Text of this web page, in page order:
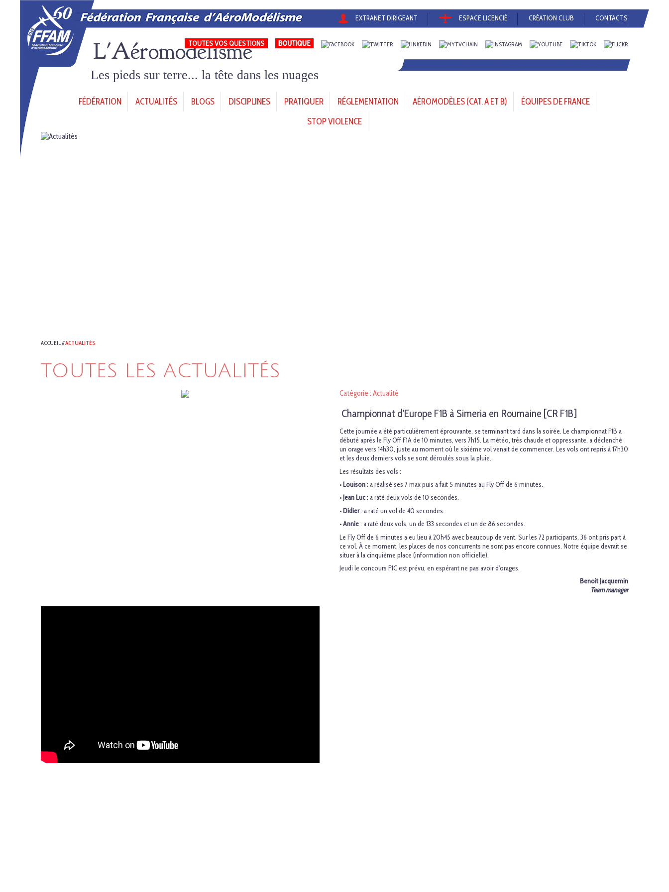
EXTRANET DIRIGEANT ESPACE LICENCIÉ CRÉATION CLUB CONTACTS
TOUTES VOS QUESTIONS
L'Aéromodélisme
Les pieds sur terre... la tête dans les nuages
FÉDÉRATION ACTUALITÉS BLOGS DISCIPLINES PRATIQUER RÉGLEMENTATION AÉROMODÈLES (CAT. A ET B)
ÉQUIPES DE FRANCE
STOP VIOLENCE
ACCUEIL//ACTUALITÉS
TOUTES LES ACTUALITÉS
Catégorie : Actualité
Championnat d'Europe F1B à Simeria en Roumaine [CR F1B]
Cette journée a été particulièrement éprouvante, se terminant tard dans la soirée. Le championnat F1B a
débuté après le Fly Off F1A de 10 minutes, vers 7h15. La météo, très chaude et oppressante, a déclenché
un orage vers 14h30, juste au moment où le sixième vol venait de commencer. Les vols ont repris à 17h30
et les deux derniers vols se sont déroulés sous la pluie.
Les résultats des vols :
• Louison: a réalisé ses 7 max puis a fait 5 minutes au Fly Off de 6 minutes.
• Jean Luc: a raté deux vols de 10 secondes.
• Didier: a raté un vol de 40 secondes.
•Annie: a raté deux vols, un de 133 secondes et un de 86 secondes.
Le Fly Off de 6 minutes a eu lieu à 20h45 avec beaucoup de vent. Sur les 72 participants, 36 ont pris part à
ce vol. À ce moment, les places de nos concurrents ne sont pas encore connues. Notre équipe devrait se
situer à la cinquième place (information non officielle).
Jeudi le concours F1C est prévu, en espérant ne pas avoir d'orages.
Benoit Jacquemin
Team manager